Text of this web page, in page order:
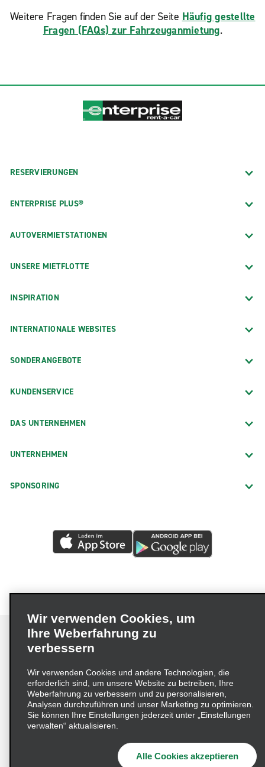
Weitere Fragen finden Sie auf der Seite Häufig gestellte
Fragen (FAQs) zur Fahrzeuganmietung.
RESERVIERUNGEN
ENTERPRISE PLUS®
AUTOVERMIETSTATIONEN
UNSERE MIETFLOTTE
INSPIRATION
INTERNATIONALE WEBSITES
SONDERANGEBOTE
KUNDENSERVICE
DAS UNTERNEHMEN
UNTERNEHMEN
SPONSORING
Impressum Nutzungsbedingungen
Datenschutzrichtlinie
Cookie-Richtlinie
Datenschutzoptionen
Lieferkettensorgfaltspflichtengesetz (LkSG) Grundsatzerklärung
Beschwerdeverfahren nach dem
Wir verwenden Cookies, um
Ihre Weberfahrung zu
verbessern
Wir verwenden Cookies und andere Technologien, die
erforderlich sind, um unsere Website zu betreiben, Ihre
Weberfahrung zu verbessern und zu personalisieren,
Analysen durchzuführen und unser Marketing zu optimieren.
Sie können Ihre Einstellungen jederzeit unter „Einstellungen
verwalten“ aktualisieren.
Alle Cookies akzeptieren